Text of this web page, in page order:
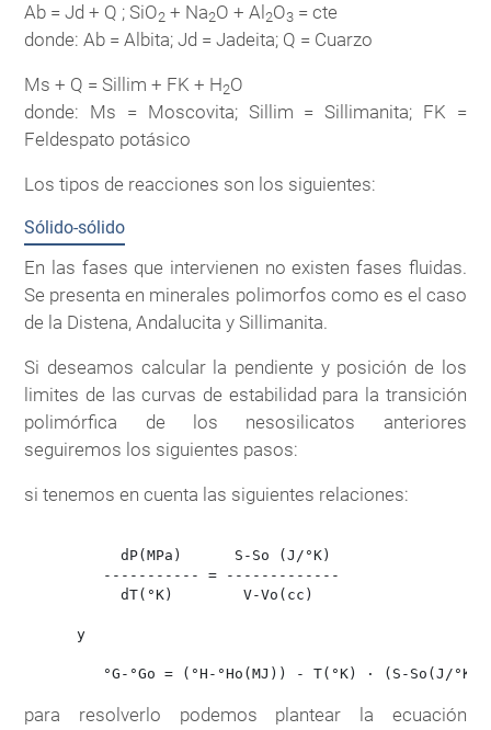
Ab = Jd + Q ; SiO2 + Na2O + Al2O3 = cte
donde: Ab = Albita; Jd = Jadeita; Q = Cuarzo
Ms + Q = Sillim + FK + H2O
donde: Ms = Moscovita; Sillim = Sillimanita; FK =
Feldespato potásico
Los tipos de reacciones son los siguientes:
Sólido-sólido
En las fases que intervienen no existen fases fluidas.
Se presenta en minerales polimorfos como es el caso
de la Distena, Andalucita y Sillimanita.
Si deseamos calcular la pendiente y posición de los
limites de las curvas de estabilidad para la transición
polimórfica de los nesosilicatos anteriores
seguiremos los siguientes pasos:
si tenemos en cuenta las siguientes relaciones:
           dP(MPa)      S-So (J/°K)
         ----------- = -------------
           dT(°K)        V-Vo(cc)
      y
para resolverlo podemos plantear la ecuación